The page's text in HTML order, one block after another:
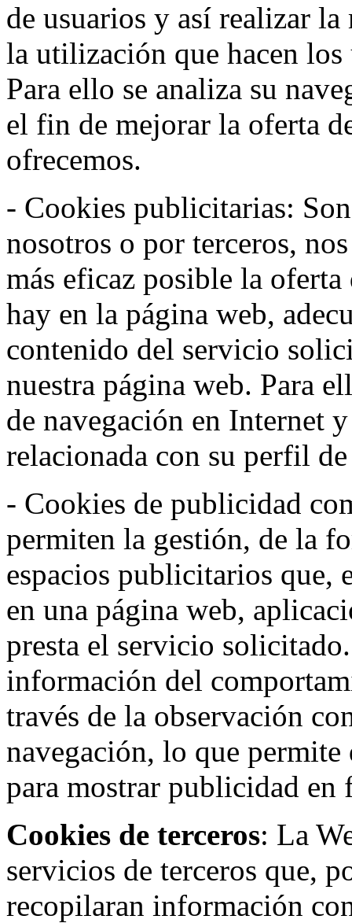
de usuarios y así realizar
la utilización que hacen
Para ello se analiza su
el fin de mejorar la oferta
ofrecemos.
- Cookies publicitarias:
nosotros o por terceros,
más eficaz posible la
hay en la página web,
contenido del servicio
nuestra página web. Para
de navegación en Internet
relacionada con su perfil
- Cookies de publicidad
permiten la gestión, de la
espacios publicitarios que,
en una página web,
presta el servicio
información del
través de la observación
navegación, lo que
para mostrar publicidad
Cookies de terceros: La
servicios de terceros que,
recopilaran información